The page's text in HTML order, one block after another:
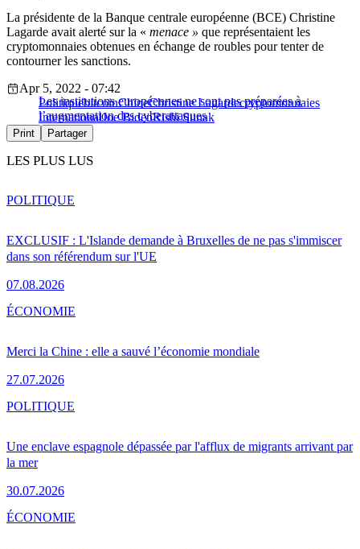
La présidente de la Banque centrale européenne (BCE) Christine
Lagarde avait alerté sur la « menace » que représentaient les
cryptomonnaies obtenues en échange de roubles pour tenter de
contourner les sanctions.
Les institutions européennes ne sont pas préparées à
l’augmentation des cyberattaques
Apr 5, 2022 - 07:42
PolitiquebitcoinChineChristine Lagardecryptomonnaies
InternationalJoe BidenRishi Sunak
Print Partager
LES PLUS LUS
EXCLUSIF : L'Islande demande à Bruxelles de ne pas s'immiscer
dans son référendum sur l'UE
07.08.2026
POLITIQUE
Merci la Chine : elle a sauvé l’économie mondiale
27.07.2026
ÉCONOMIE
Une enclave espagnole dépassée par l'afflux de migrants arrivant par
la mer
30.07.2026
POLITIQUE
ÉCONOMIE